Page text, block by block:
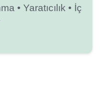
• Yaratıcılık • İç